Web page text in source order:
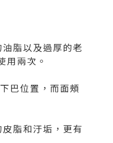
脂以及過厚的老
用兩次。
巴位置，而面頰
脂和汙垢，更有